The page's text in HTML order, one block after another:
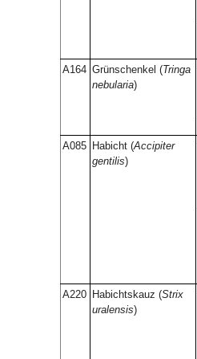
A164 Grünschenkel (Tringa
nebularia)
A085 Habicht (Accipiter
gentilis)
A220 Habichtskauz (Strix
uralensis)